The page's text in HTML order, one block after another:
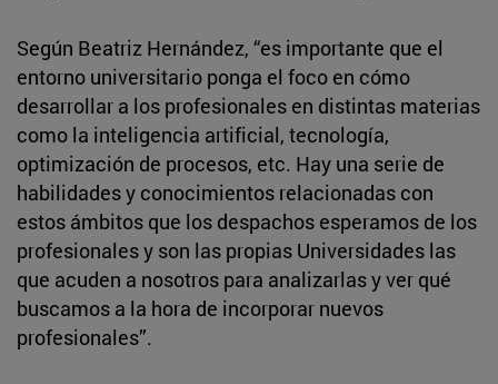
Según Beatriz Hernández, “es importante que el
entorno universitario ponga el foco en cómo
desarrollar a los profesionales en distintas materias
como la inteligencia artificial, tecnología,
optimización de procesos, etc. Hay una serie de
habilidades y conocimientos relacionadas con
estos ámbitos que los despachos esperamos de los
profesionales y son las propias Universidades las
que acuden a nosotros para analizarlas y ver qué
buscamos a la hora de incorporar nuevos
profesionales”.